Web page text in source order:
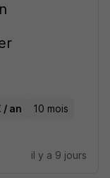
/ an 10 mois
il y a 9 jours